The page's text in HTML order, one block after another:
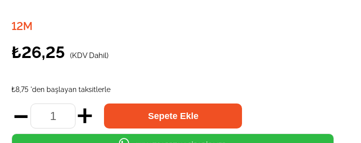
12M
₺26,25 (KDV Dahil)
₺8,75 'den başlayan taksitlerle